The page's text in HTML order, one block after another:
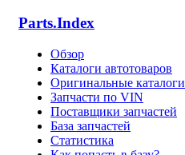
Parts.Index
Обзор
Каталоги автотоваров
Оригинальные каталоги
Запчасти по VIN
Поставщики запчастей
База запчастей
Статистика